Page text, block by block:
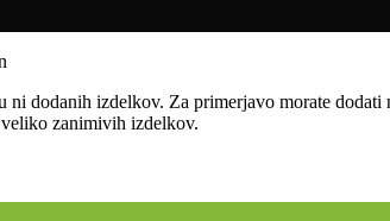
ni dodanih izdelkov. Za primerjavo morate dodati
zanimivih izdelkov.